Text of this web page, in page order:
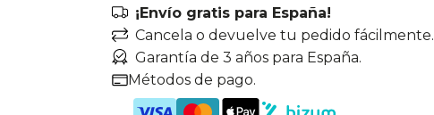
¡Envío gratis para España!
Cancela o devuelve tu pedido fácilmente.
Garantía de 3 años para España.
Métodos de pago.